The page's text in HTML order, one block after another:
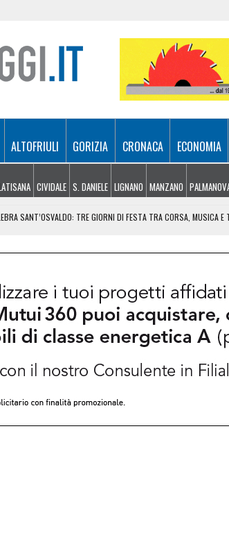
ALTOFRIULI GORIZIA CRONACA ECONOMIA
CIVIDALE S. DANIELE LIGNANO MANZANO
SANT’OSVALDO: TRE GIORNI DI FESTA TRA CORSA, MUSICA E
25ENNE RESTA SOSPESA A 10 METRI DA TERRA
2026: QUANDO L’EDITORIA INCONTRA LA TECNOLOGIA